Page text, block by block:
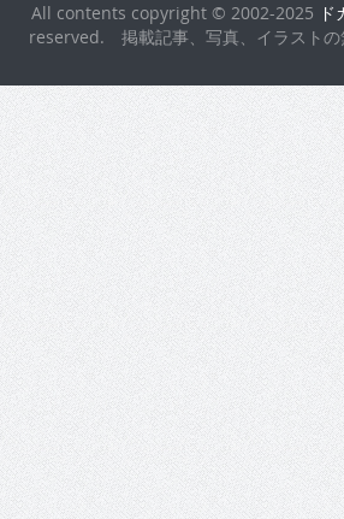
All contents copyright © 2002-2025
reserved. 掲載記事、写真、イラストの